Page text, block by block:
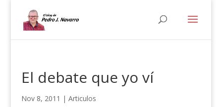
El debate que yo ví
Nov 8, 2011 | Articulos